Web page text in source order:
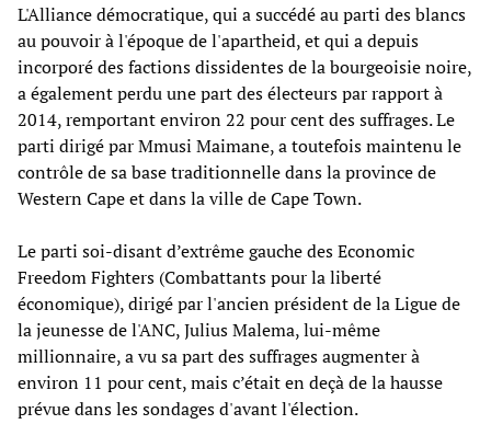
L'Alliance démocratique, qui a succédé au parti des blancs
au pouvoir à l'époque de l'apartheid, et qui a depuis
incorporé des factions dissidentes de la bourgeoisie noire,
a également perdu une part des électeurs par rapport à
2014, remportant environ 22 pour cent des suffrages. Le
parti dirigé par Mmusi Maimane, a toutefois maintenu le
contrôle de sa base traditionnelle dans la province de
Western Cape et dans la ville de Cape Town.
Le parti soi-disant d’extrême gauche des Economic
Freedom Fighters (Combattants pour la liberté
économique), dirigé par l'ancien président de la Ligue de
la jeunesse de l'ANC, Julius Malema, lui-même
millionnaire, a vu sa part des suffrages augmenter à
environ 11 pour cent, mais c’était en deçà de la hausse
prévue dans les sondages d'avant l'élection.